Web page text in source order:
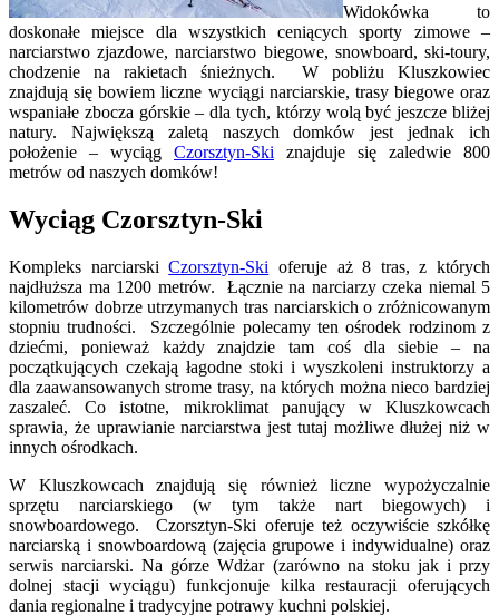
Widokówka to
doskonałe miejsce dla wszystkich ceniących sporty zimowe –
narciarstwo zjazdowe, narciarstwo biegowe, snowboard, ski-toury,
chodzenie na rakietach śnieżnych. W pobliżu Kluszkowiec
znajdują się bowiem liczne wyciągi narciarskie, trasy biegowe oraz
wspaniałe zbocza górskie – dla tych, którzy wolą być jeszcze bliżej
natury. Największą zaletą naszych domków jest jednak ich
położenie – wyciąg Czorsztyn-Ski znajduje się zaledwie 800
metrów od naszych domków!
Wyciąg Czorsztyn-Ski
Kompleks narciarskiCzorsztyn-Ski oferuje aż 8 tras, z których
najdłuższa ma 1200 metrów. Łącznie na narciarzy czeka niemal 5
kilometrów dobrze utrzymanych tras narciarskich o zróżnicowanym
stopniu trudności. Szczególnie polecamy ten ośrodek rodzinom z
dziećmi, ponieważ każdy znajdzie tam coś dla siebie – na
początkujących czekają łagodne stoki i wyszkoleni instruktorzy a
dla zaawansowanych strome trasy, na których można nieco bardziej
zaszaleć. Co istotne, mikroklimat panujący w Kluszkowcach
sprawia, że uprawianie narciarstwa jest tutaj możliwe dłużej niż w
innych ośrodkach.
W Kluszkowcach znajdują się również liczne wypożyczalnie
sprzętu narciarskiego (w tym także nart biegowych) i
snowboardowego. Czorsztyn-Ski oferuje też oczywiście szkółkę
narciarską i snowboardową (zajęcia grupowe i indywidualne) oraz
serwis narciarski. Na górze Wdżar (zarówno na stoku jak i przy
dolnej stacji wyciągu) funkcjonuje kilka restauracji oferujących
dania regionalne i tradycyjne potrawy kuchni polskiej.